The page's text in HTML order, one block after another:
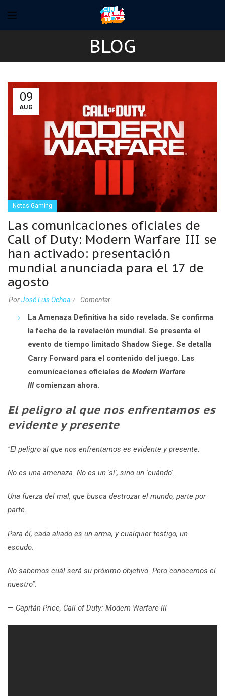
BLOG
09
AUG
Notas Gaming
Las comunicaciones oficiales de
Call of Duty: Modern Warfare III se
han activado: presentación
mundial anunciada para el 17 de
agosto
PorJosé Luis Ochoa Comentar
La Amenaza Definitiva ha sido revelada. Se confirma
la fecha de la revelación mundial. Se presenta el
evento de tiempo limitado Shadow Siege. Se detalla
Carry Forward para el contenido del juego. Las
comunicaciones oficiales de Modern Warfare
III comienzan ahora.
El peligro al que nos enfrentamos es
evidente y presente
"El peligro al que nos enfrentamos es evidente y presente.
No es una amenaza. No es un 'sí', sino un 'cuándo'.
Una fuerza del mal, que busca destrozar el mundo, parte por
parte.
Para él, cada aliado es un arma, y cualquier testigo, un
escudo.
No sabemos cuál será su próximo objetivo. Pero conocemos el
nuestro".
— Capitán Price, Call of Duty: Modern Warfare III